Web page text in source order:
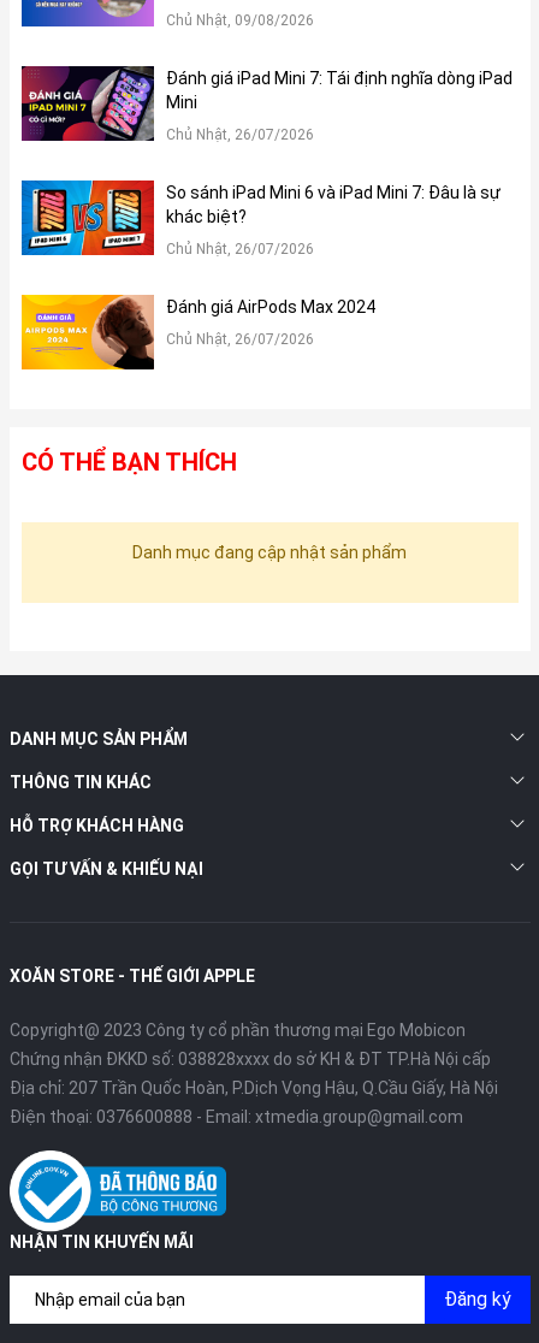
Chủ Nhật, 09/08/2026
Đánh giá iPad Mini 7: Tái định nghĩa dòng iPad
Mini
Chủ Nhật, 26/07/2026
So sánh iPad Mini 6 và iPad Mini 7: Đâu là sự
khác biệt?
Chủ Nhật, 26/07/2026
Đánh giá AirPods Max 2024
Chủ Nhật, 26/07/2026
CÓ THỂ BẠN THÍCH
Danh mục đang cập nhật sản phẩm
DANH MỤC SẢN PHẨM
THÔNG TIN KHÁC
HỖ TRỢ KHÁCH HÀNG
GỌI TƯ VẤN & KHIẾU NẠI
XOĂN STORE - THẾ GIỚI APPLE
Copyright@ 2023 Công ty cổ phần thương mại Ego Mobicon
Chứng nhận ĐKKD số: 038828xxxx do sở KH & ĐT TP.Hà Nội cấp
Địa chỉ: 207 Trần Quốc Hoàn, P.Dịch Vọng Hậu, Q.Cầu Giấy, Hà Nội
Điện thoại: 0376600888 - Email: xtmedia.group@gmail.com
NHẬN TIN KHUYẾN MÃI
Đăng ký